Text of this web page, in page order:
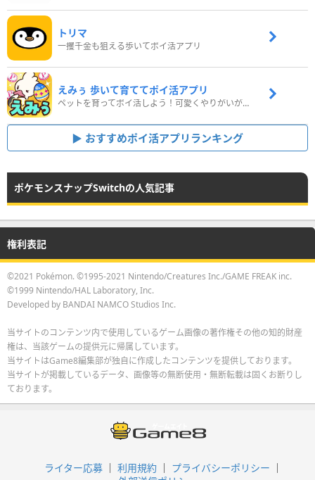
トリマ
一攫千金も狙える歩いてポイ活アプリ
えみぅ 歩いて育ててポイ活アプリ
ペットを育ってポイ活しよう！可愛くやりがいがある新感覚アプリ
おすすめポイ活アプリランキング
ポケモンスナップSwitchの人気記事
権利表記
©2021 Pokémon. ©1995-2021 Nintendo/Creatures Inc./GAME FREAK inc.
©1999 Nintendo/HAL Laboratory, Inc.
Developed by BANDAI NAMCO Studios Inc.
当サイトのコンテンツ内で使用しているゲーム画像の著作権その他の知的財産
権は、当該ゲームの提供元に帰属しています。
当サイトはGame8編集部が独自に作成したコンテンツを提供しております。
当サイトが掲載しているデータ、画像等の無断使用・無断転載は固くお断りし
ております。
ライター応募 利用規約
プライバシーポリシー